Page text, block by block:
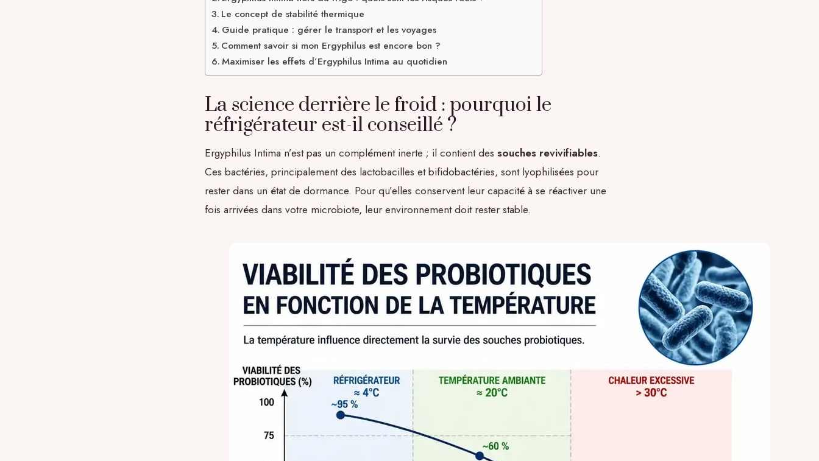
Le concept de stabilité thermique
Guide pratique : gérer le transport et les voyages
Comment savoir si mon Ergyphilus est encore bon ?
Maximiser les effets d’Ergyphilus Intima au quotidien
La science derrière le froid : pourquoi le
réfrigérateur est-il conseillé ?
Ergyphilus Intima n’est pas un complément inerte ; il contient des souches revivifiables.
Ces bactéries, principalement des lactobacilles et bifidobactéries, sont lyophilisées pour
rester dans un état de dormance. Pour qu’elles conservent leur capacité à se réactiver une
fois arrivées dans votre microbiote, leur environnement doit rester stable.